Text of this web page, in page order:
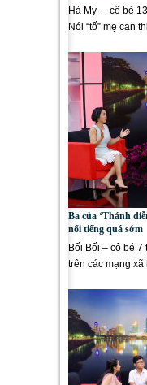
Hà My – cô bé
Nói “tố” mẹ can
Ba của ‘Thánh
nổi tiếng quá sớm
Bối Bối – cô bé
trên các mạng